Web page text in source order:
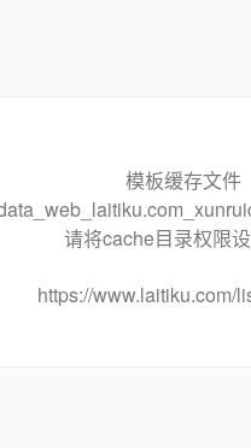
模板缓存文件
请将cache目录权限
https://www.laitiku.com/